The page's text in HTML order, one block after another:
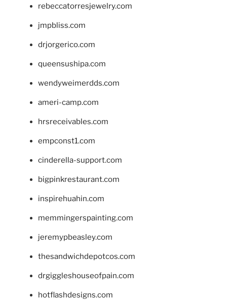
rebeccatorresjewelry.com
jmpbliss.com
drjorgerico.com
queensushipa.com
wendyweimerdds.com
ameri-camp.com
hrsreceivables.com
empconst1.com
cinderella-support.com
bigpinkrestaurant.com
inspirehuahin.com
memmingerspainting.com
jeremypbeasley.com
thesandwichdepotcos.com
drgiggleshouseofpain.com
hotflashdesigns.com